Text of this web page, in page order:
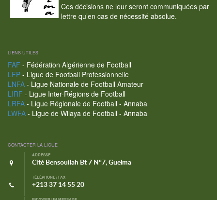
Ces décisions ne leur seront communiquées par
lettre qu’en cas de nécessité absolue.
LIENS UTILES
FAF - Fédération Algérienne de Football
LFP- Ligue de Football Professionnelle
LNFA- Ligue Nationale de Football Amateur
LIRF - Ligue Inter-Régions de Football
LRFA- Ligue Régionale de Football - Annaba
LWFA- Ligue de Wilaya de Football - Annaba
CONTACTER LA LIGUE
ADRESSE
Cité Bensouilah Bt 7 N°7, Guelma
TÉLÉPHONE / FAX
+213 37 14 55 20